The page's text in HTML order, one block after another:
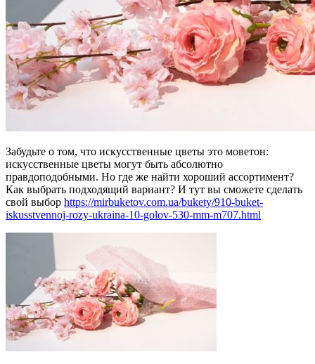
Забудьте о том, что искусственные цветы это моветон:
искусственные цветы могут быть абсолютно
правдоподобными. Но где же найти хороший ассортимент?
Как выбрать подходящий вариант? И тут вы сможете сделать
свой выбор https://mirbuketov.com.ua/bukety/910-buket-
iskusstvennoj-rozy-ukraina-10-golov-530-mm-m707.html